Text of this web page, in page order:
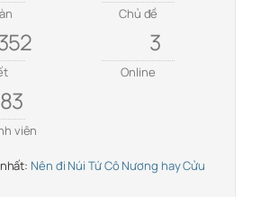
Chủ đề
3
Online
viên
Nên đi Núi Tứ Cô Nương hay Cửu